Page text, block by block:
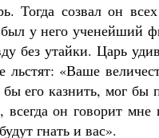
Тогда созвал он
у него ученейший
без утайки. Царь
«Ваше
его казнить, мог бы
он говорит мне
гнать и вас».